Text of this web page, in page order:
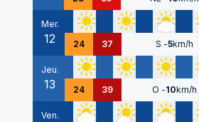
Mer.
12 24 37 S -5km/h
Jeu.
13 24 39 O -10km/h
Ven.